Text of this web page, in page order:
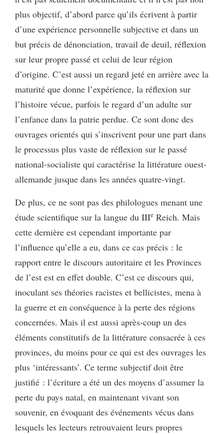
plus objectif, d’abord parce qu’ils écrivent à partir
d’une expérience personnelle subjective et dans un
but précis de dénonciation, travail de deuil, réflexion
sur leur propre passé et celui de leur région
d’origine. C’est aussi un regard jeté en arrière avec la
maturité que donne l’expérience, la réflexion sur
l’histoire vécue, parfois le regard d’un adulte sur
l’enfance dans la patrie perdue. Ce sont donc des
ouvrages orientés qui s’inscrivent pour une part dans
le processus plus vaste de réflexion sur le passé
national-socialiste qui caractérise la littérature ouest-
allemande jusque dans les années quatre-vingt.
De plus, ce ne sont pas des philologues menant une
étude scientifique sur la langue du IIIe Reich. Mais
cette dernière est cependant importante par
l’influence qu’elle a eu, dans ce cas précis : le
rapport entre le discours autoritaire et les Provinces
de l’est est en effet double. C’est ce discours qui,
inoculant ses théories racistes et bellicistes, mena à
la guerre et en conséquence à la perte des régions
concernées. Mais il est aussi après-coup un des
éléments constitutifs de la littérature consacrée à ces
provinces, du moins pour ce qui est des ouvrages les
plus ‘intéressants’. Ce terme subjectif doit être
justifié : l’écriture a été un des moyens d’assumer la
perte du pays natal, en maintenant vivant son
souvenir, en évoquant des événements vécus dans
lesquels les lecteurs retrouvaient leurs propres